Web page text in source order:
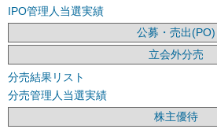
IPO管理人当選実績
公募・売出(PO)
立会外分売
分売結果リスト
分売管理人当選実績
株主優待